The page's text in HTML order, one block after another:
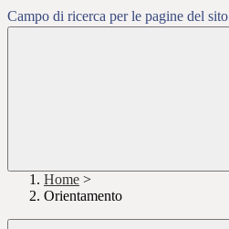
Campo di ricerca per le pagine del sito
Home >
Orientamento